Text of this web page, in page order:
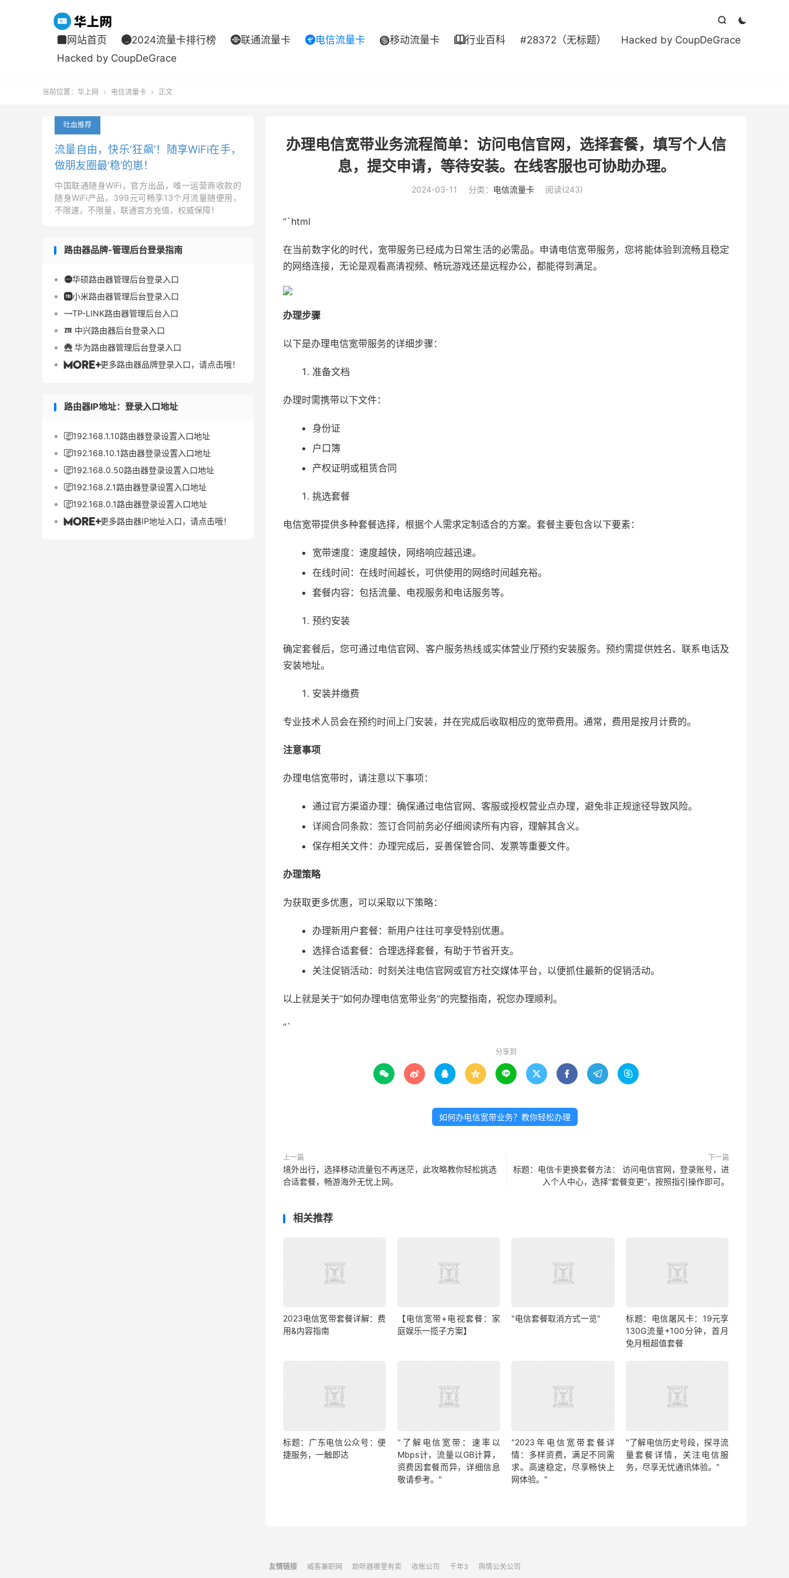


 网站首页 2024流量卡排行榜 联通流量卡 电信流量卡 移动流量卡 行业百科 #28372（无标题）
Hacked by CoupDeGrace
Hacked by CoupDeGrace
当前位置： 华上网  电信流量卡  正文
办理电信宽带业务流程简单：访问电信官网，选择套餐，填写个人信
息，提交申请，等待安装。在线客服也可协助办理。
2024-03-11 分类： 电信流量卡 阅读(243)
“`html
在当前数字化的时代，宽带服务已经成为日常生活的必需品。申请电信宽带服务，您将能体验到流畅且稳定
的网络连接，无论是观看高清视频、畅玩游戏还是远程办公，都能得到满足。
办理步骤
以下是办理电信宽带服务的详细步骤：
准备文档
办理时需携带以下文件：
身份证
户口簿
产权证明或租赁合同
挑选套餐
电信宽带提供多种套餐选择，根据个人需求定制适合的方案。套餐主要包含以下要素：
宽带速度：速度越快，网络响应越迅速。
在线时间：在线时间越长，可供使用的网络时间越充裕。
套餐内容：包括流量、电视服务和电话服务等。
预约安装
确定套餐后，您可通过电信官网、客户服务热线或实体营业厅预约安装服务。预约需提供姓名、联系电话及
安装地址。
安装并缴费
专业技术人员会在预约时间上门安装，并在完成后收取相应的宽带费用。通常，费用是按月计费的。
注意事项
办理电信宽带时，请注意以下事项：
通过官方渠道办理：确保通过电信官网、客服或授权营业点办理，避免非正规途径导致风险。
详阅合同条款：签订合同前务必仔细阅读所有内容，理解其含义。
保存相关文件：办理完成后，妥善保管合同、发票等重要文件。
办理策略
为获取更多优惠，可以采取以下策略：
办理新用户套餐：新用户往往可享受特别优惠。
选择合适套餐：合理选择套餐，有助于节省开支。
关注促销活动：时刻关注电信官网或官方社交媒体平台，以便抓住最新的促销活动。
以上就是关于“如何办理电信宽带业务”的完整指南，祝您办理顺利。
“`
分享到
        
如何办电信宽带业务？教你轻松办理
上一篇
境外出行，选择移动流量包不再迷茫，此攻略教你轻松挑选
合适套餐，畅游海外无忧上网。
下一篇
标题：电信卡更换套餐方法： 访问电信官网，登录账号，进
入个人中心，选择“套餐变更”，按照指引操作即可。
相关推荐
2023电信宽带套餐详解：费
用&内容指南
【电信宽带+电视套餐：家
庭娱乐一揽子方案】
"电信套餐取消方式一览"
标题：电信屠风卡：19元享
130G流量+100分钟，首月
免月租超值套餐
标题：广东电信公众号：便
捷服务，一触即达
"了解电信宽带：速率以
Mbps计，流量以GB计算，
资费因套餐而异，详细信息
敬请参考。"
"2023年电信宽带套餐详
情：多样资费，满足不同需
求。高速稳定，尽享畅快上
网体验。"
"了解电信历史号段，探寻流
量套餐详情，关注电信服
务，尽享无忧通讯体验。"
吐血推荐
流量自由，快乐‘狂飙’！随享WiFi在手，
做朋友圈最‘稳’的崽！
中国联通随身WiFi，官方出品，唯一运营商收款的
随身WiFi产品。399元可畅享13个月流量随便用，
不限速，不限量，联通官方充值，权威保障！
路由器品牌-管理后台登录指南
华硕路由器管理后台登录入口
小米路由器管理后台登录入口
TP-LINK路由器管理后台入口
 中兴路由器后台登录入口
 华为路由器管理后台登录入口
更多路由器品牌登录入口，请点击哦！
路由器IP地址：登录入口地址
192.168.1.10路由器登录设置入口地址
192.168.10.1路由器登录设置入口地址
192.168.0.50路由器登录设置入口地址
192.168.2.1路由器登录设置入口地址
192.168.0.1路由器登录设置入口地址
更多路由器IP地址入口，请点击哦！
友情链接 威客兼职网 助听器哪里有卖 收账公司 千年3 舆情公关公司